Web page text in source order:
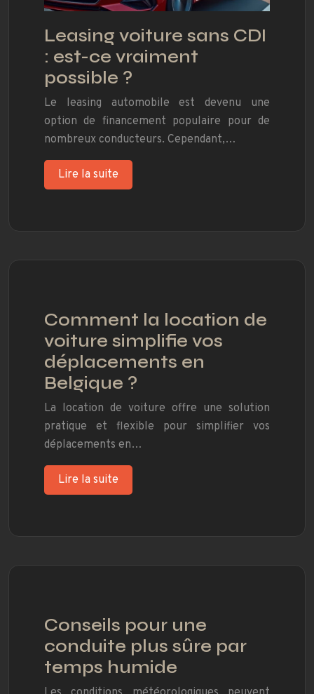
Leasing voiture sans CDI
: est-ce vraiment
possible ?
Le leasing automobile est devenu une
option de financement populaire pour de
nombreux conducteurs. Cependant,…
Lire la suite
Comment la location de
voiture simplifie vos
déplacements en
Belgique ?
La location de voiture offre une solution
pratique et flexible pour simplifier vos
déplacements en…
Lire la suite
Conseils pour une
conduite plus sûre par
temps humide